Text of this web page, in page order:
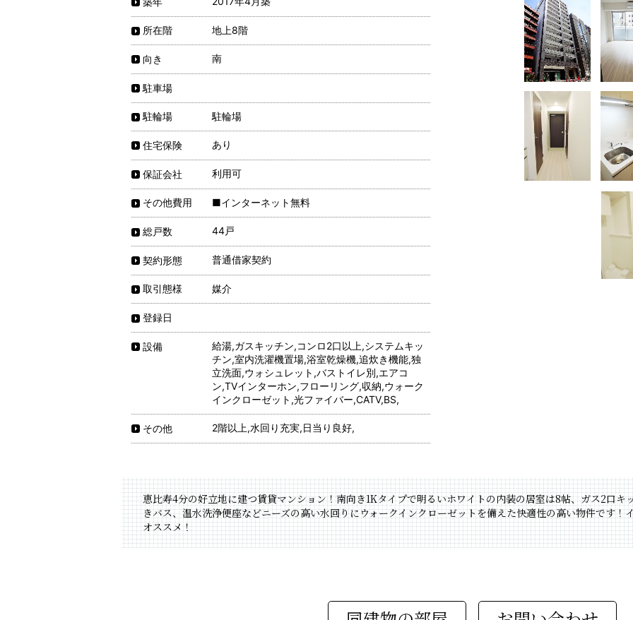
所在階 地上8階
向き 南
駐車場
駐輪場 駐輪場
住宅保険 あり
保証会社 利用可
その他費用 ■インターネット無料
総戸数 44戸
契約形態 普通借家契約
取引態様 媒介
登録日
設備
給湯,ガスキッチン,コンロ2口以上,システムキッ
チン,室内洗濯機置場,浴室乾燥機,追炊き機能,独
立洗面,ウォシュレット,バストイレ別,エアコ
ン,TVインターホン,フローリング,収納,ウォーク
インクローゼット,光ファイバー,CATV,BS,
その他 2階以上,水回り充実,日当り良好,
恵比寿4分の好立地に建つ賃貸マンション！南向き1Kタイプで明るいホワイトの内装の居室は8帖、ガス2口キ
きバス、温水洗浄便座などニーズの高い水回りにウォークインクローゼットを備えた快適性の高い物件です！
オススメ！